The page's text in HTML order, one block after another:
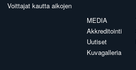
Voittajat kautta aikojen
MEDIA
Akkreditointi
Uutiset
Kuvagalleria